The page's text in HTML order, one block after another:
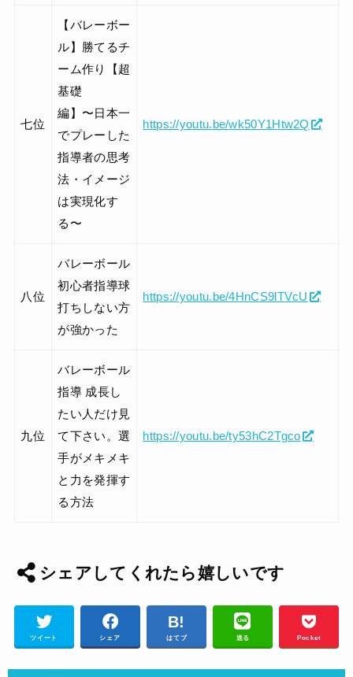
七位
【バレーボー
ル】勝てるチ
ーム作り【超
基礎
編】〜日本一
でプレーした
指導者の思考
法・イメージ
は実現化す
る〜
https://youtu.be/wk50Y1Htw2Q
八位
バレーボール
初心者指導球
打ちしない方
が強かった
https://youtu.be/4HnCS9lTVcU
九位
バレーボール
指導 成長し
たい人だけ見
て下さい。選
手がメキメキ
と力を発揮す
る方法
https://youtu.be/ty53hC2Tgco
シェアしてくれたら嬉しいです
ツイート シェア はてブ 送る Pocket